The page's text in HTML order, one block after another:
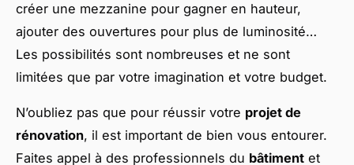
créer une mezzanine pour gagner en hauteur,
ajouter des ouvertures pour plus de luminosité…
Les possibilités sont nombreuses et ne sont
limitées que par votre imagination et votre budget.
N’oubliez pas que pour réussir votre projet de
rénovation, il est important de bien vous entourer.
Faites appel à des professionnels du bâtiment et